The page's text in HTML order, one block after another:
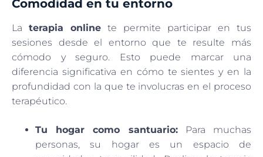
Comodidad en tu entorno
La terapia online te permite participar en tus
sesiones desde el entorno que te resulte más
cómodo y seguro. Esto puede marcar una
diferencia significativa en cómo te sientes y en la
profundidad con la que te involucras en el proceso
terapéutico.
Tu hogar como santuario:Para muchas
personas, su hogar es un espacio de